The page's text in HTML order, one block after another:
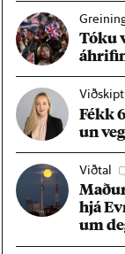
Tóku
Fékk
un
Viðtal
hjá
um